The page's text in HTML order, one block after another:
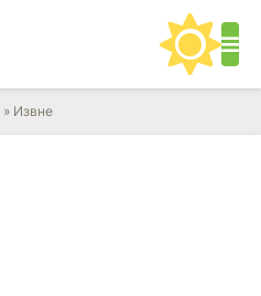
» Извне